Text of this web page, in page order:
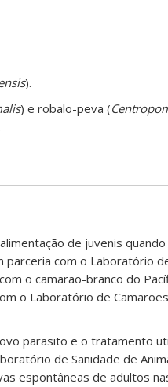
).
) e robalo-peva (
de juvenis
com o Laboratório
o camarão-branco do
o Laboratório de
parasito e o tratamento
de Sanidade de
espontâneas de adultos